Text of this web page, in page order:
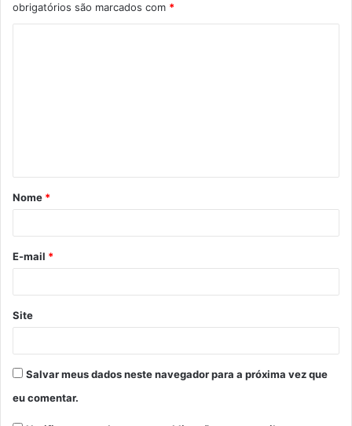
obrigatórios são marcados com *
á
r
*
Nome *
E-mail *
Site
Salvar meus dados neste navegador para a próxima vez que
eu comentar.